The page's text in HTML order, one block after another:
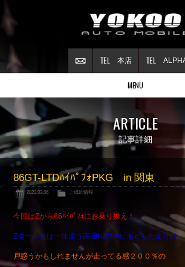
本店
MENU
Stock list
在庫情報
Contract
ご成約情報
About NSX
NSXについて
Reflesh Plan
整備・修理・
買取査定
Blog
ARTICLE
記事詳細
86GT-LTDﾊｲﾊﾟﾌｫPKG in 関東
2022.03.06 ご成約情報
今回はZから86ﾊｲﾊﾟﾌｫにお乗り換え！
Zターボとは一味違う高回転のキビキビした走りに
戸惑うかもしれませんが走ってる感２００％の